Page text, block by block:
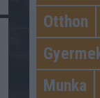
Otthon
Munka